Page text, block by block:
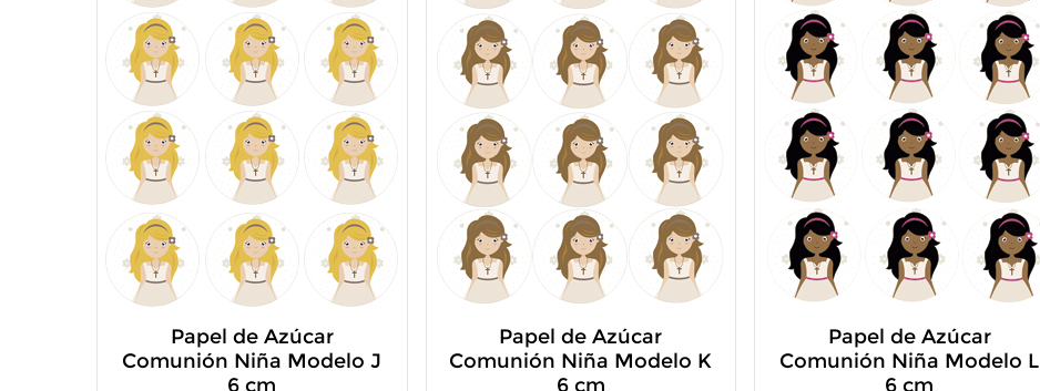
Papel de Azúcar
Comunión Niña Modelo J
6 cm
Papel de Azúcar
Comunión Niña Modelo K
6 cm
Papel de Azúcar
Comunión Niña Modelo L
6 cm